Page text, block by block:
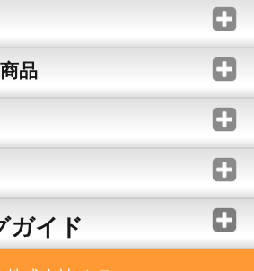
品
ガイド